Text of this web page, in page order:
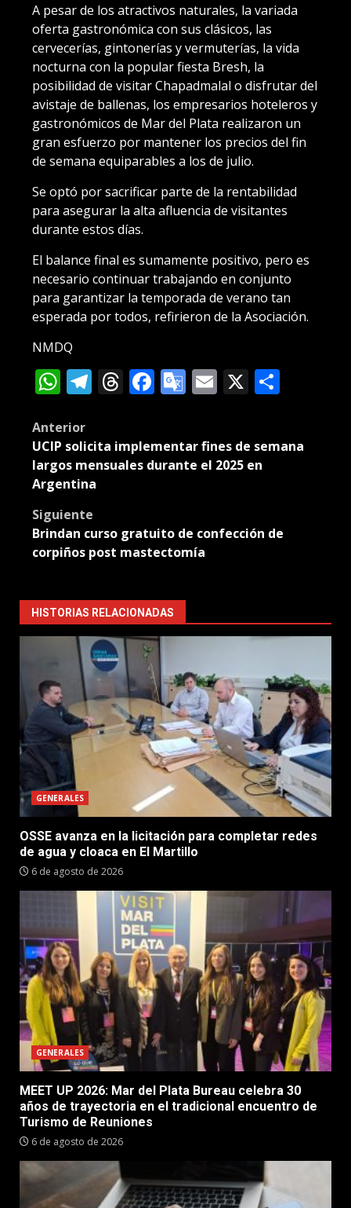
A pesar de los atractivos naturales, la variada
oferta gastronómica con sus clásicos, las
cervecerías, gintonerías y vermuterías, la vida
nocturna con la popular fiesta Bresh, la
posibilidad de visitar Chapadmalal o disfrutar del
avistaje de ballenas, los empresarios hoteleros y
gastronómicos de Mar del Plata realizaron un
gran esfuerzo por mantener los precios del fin
de semana equiparables a los de julio.
Se optó por sacrificar parte de la rentabilidad
para asegurar la alta afluencia de visitantes
durante estos días.
El balance final es sumamente positivo, pero es
necesario continuar trabajando en conjunto
para garantizar la temporada de verano tan
esperada por todos, refirieron de la Asociación.
NMDQ
WhatsApp
Telegram
Threads
Facebook
Google
Email
X
Post
navigation
Anterior
UCIP solicita implementar fines de semana
largos mensuales durante el 2025 en
Argentina
Siguiente
Brindan curso gratuito de confección de
corpiños post mastectomía
HISTORIAS RELACIONADAS
GENERALES
OSSE avanza en la licitación para completar redes
de agua y cloaca en El Martillo
6 de agosto de 2026
GENERALES
MEET UP 2026: Mar del Plata Bureau celebra 30
años de trayectoria en el tradicional encuentro de
Turismo de Reuniones
6 de agosto de 2026